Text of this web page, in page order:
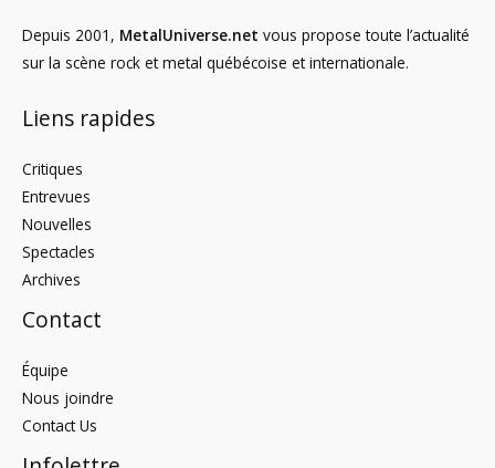
Depuis 2001, MetalUniverse.net vous propose toute l’actualité
sur la scène rock et metal québécoise et internationale.
Liens rapides
Critiques
Entrevues
Nouvelles
Spectacles
Archives
Contact
Équipe
Nous joindre
Contact Us